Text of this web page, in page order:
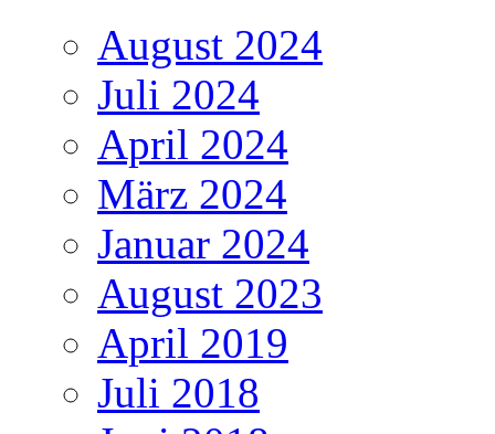
August 2024
Juli 2024
April 2024
März 2024
Januar 2024
August 2023
April 2019
Juli 2018